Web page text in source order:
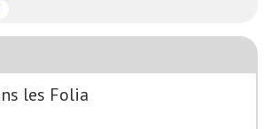
les Folia